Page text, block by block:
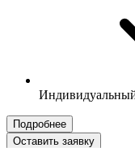
Подробнее
Оставить заявку